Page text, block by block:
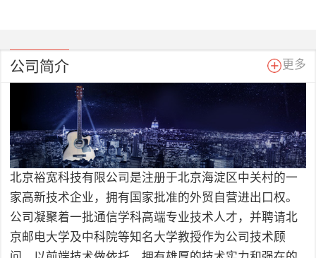
公司简介 更多
北京裕宽科技有限公司是注册于北京海淀区中关村的一
家高新技术企业，拥有国家批准的外贸自营进出口权。
公司凝聚着一批通信学科高端专业技术人才，并聘请北
京邮电大学及中科院等知名大学教授作为公司技术顾